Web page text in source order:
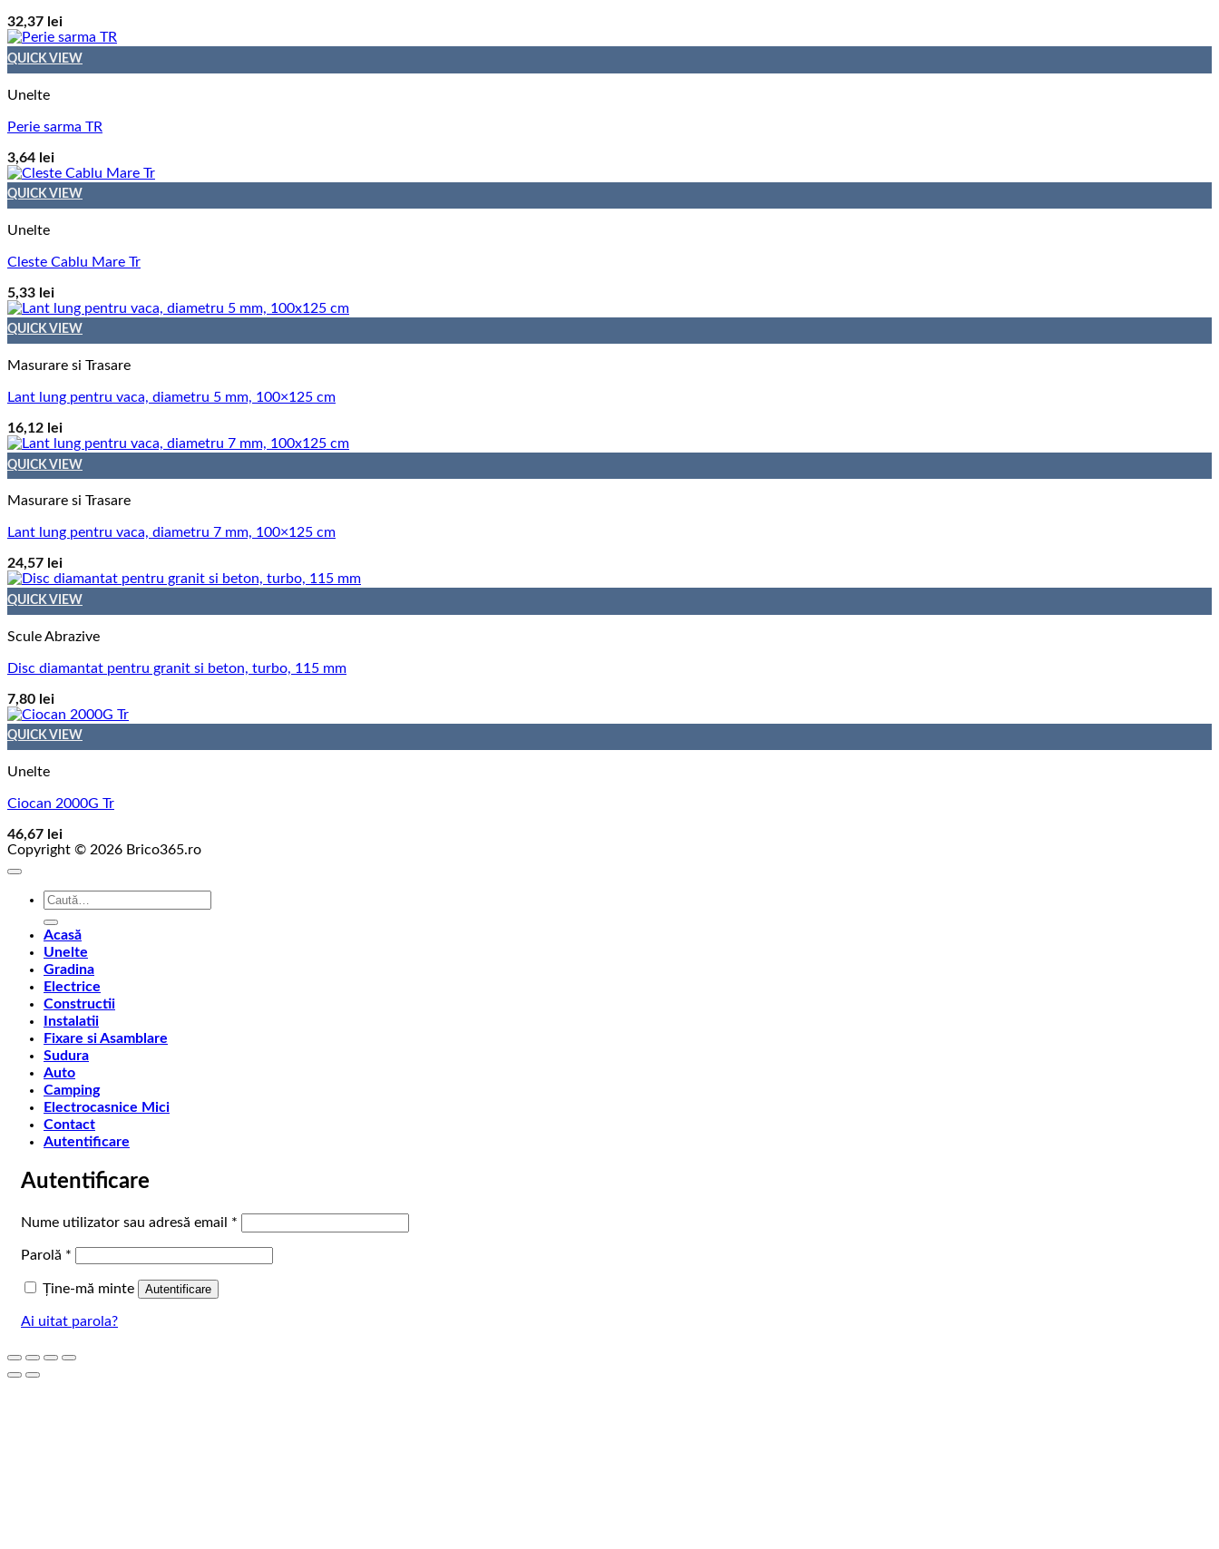
32,37 lei
QUICK VIEW
Unelte
Perie sarma TR
3,64 lei
QUICK VIEW
Unelte
Cleste Cablu Mare Tr
5,33 lei
QUICK VIEW
Masurare si Trasare
Lant lung pentru vaca, diametru 5 mm, 100×125 cm
16,12 lei
QUICK VIEW
Masurare si Trasare
Lant lung pentru vaca, diametru 7 mm, 100×125 cm
24,57 lei
QUICK VIEW
Scule Abrazive
Disc diamantat pentru granit si beton, turbo, 115 mm
7,80 lei
QUICK VIEW
Unelte
Ciocan 2000G Tr
46,67 lei
Copyright © 2026 Brico365.ro
Caută
Acasă
Unelte
Gradina
Electrice
Constructii
Instalatii
Fixare si Asamblare
Sudura
Auto
Camping
Electrocasnice Mici
Contact
Autentificare
Autentificare
Nume utilizator sau adresă email *
Parolă *
Ține-mă minte Autentificare
Ai uitat parola?